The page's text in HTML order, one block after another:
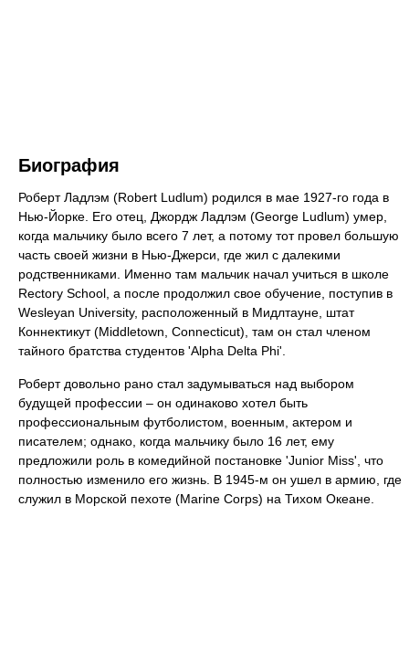
Биография
Роберт Ладлэм (Robert Ludlum) родился в мае 1927-го года в
Нью-Йорке. Его отец, Джордж Ладлэм (George Ludlum) умер,
когда мальчику было всего 7 лет, а потому тот провел большую
часть своей жизни в Нью-Джерси, где жил с далекими
родственниками. Именно там мальчик начал учиться в школе
Rectory School, а после продолжил свое обучение, поступив в
Wesleyan University, расположенный в Мидлтауне, штат
Коннектикут (Middletown, Connecticut), там он стал членом
тайного братства студентов 'Alpha Delta Phi'.
Роберт довольно рано стал задумываться над выбором
будущей профессии – он одинаково хотел быть
профессиональным футболистом, военным, актером и
писателем; однако, когда мальчику было 16 лет, ему
предложили роль в комедийной постановке 'Junior Miss', что
полностью изменило его жизнь. В 1945-м он ушел в армию, где
служил в Морской пехоте (Marine Corps) на Тихом Океане.